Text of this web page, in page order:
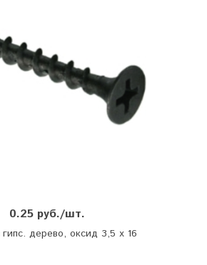
0.25 руб./шт.
дерево, оксид 3,5 х 16